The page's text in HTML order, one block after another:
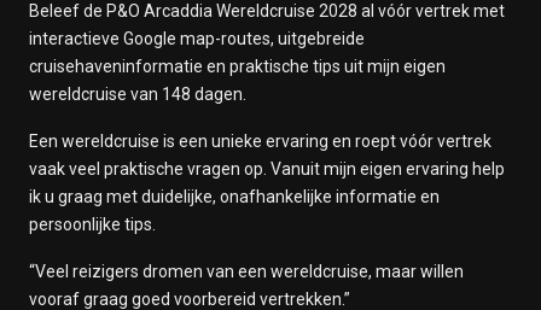
Beleef de P&O Arcaddia Wereldcruise 2028 al vóór vertrek met
interactieve Google map-routes, uitgebreide
cruisehaveninformatie en praktische tips uit mijn eigen
wereldcruise van 148 dagen.
Een wereldcruise is een unieke ervaring en roept vóór vertrek
vaak veel praktische vragen op. Vanuit mijn eigen ervaring help
ik u graag met duidelijke, onafhankelijke informatie en
persoonlijke tips.
“Veel reizigers dromen van een wereldcruise, maar willen
vooraf graag goed voorbereid vertrekken.”